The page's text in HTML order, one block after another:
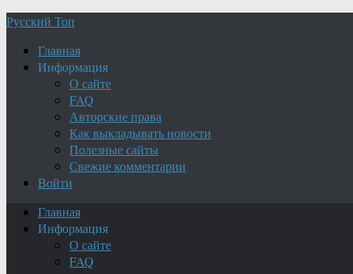
Русский Топ
Главная
Информация
О сайте
FAQ
Авторские права
Как выкладывать новости
Полезные сайты
Свежие комментарии
Войти
Главная
Информация
О сайте
FAQ